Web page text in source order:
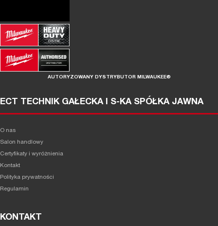
AUTORYZOWANY DYSTRYBUTOR MILWAUKEE®
ECT TECHNIK GAŁECKA I S-KA SPÓŁKA JAWNA
O nas
Salon handlowy
Certyfikaty i wyróżnienia
Kontakt
Polityka prywatności
Regulamin
KONTAKT